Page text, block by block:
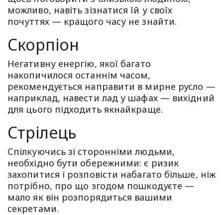
можливо, навіть зізнатися їй у своїх
почуттях — кращого часу не знайти.
Скорпіон
Негативну енергію, якої багато
накопичилося останнім часом,
рекомендується направити в мирне русло —
наприклад, навести лад у шафах — вихідний
для цього підходить якнайкраще.
Стрілець
Спілкуючись зі сторонніми людьми,
необхідно бути обережними: є ризик
захопитися і розповісти набагато більше, ніж
потрібно, про що згодом пошкодуєте —
мало як він розпорядиться вашими
секретами.